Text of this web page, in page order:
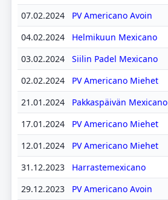
07.02.2024
PV Americano Avoin
04.02.2024
Helmikuun Mexicano
03.02.2024
Siilin Padel Mexicano
02.02.2024
PV Americano Miehet
21.01.2024
Pakkaspäivän Mexicano
17.01.2024
PV Americano Miehet
12.01.2024
PV Americano Miehet
31.12.2023
Harrastemexicano
29.12.2023
PV Americano Avoin